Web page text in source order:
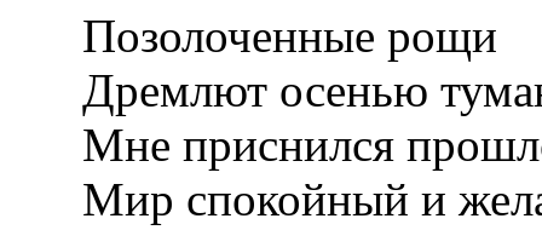
Позолоченные рощи
Дремлют осенью
Мне приснился
Мир спокойный и